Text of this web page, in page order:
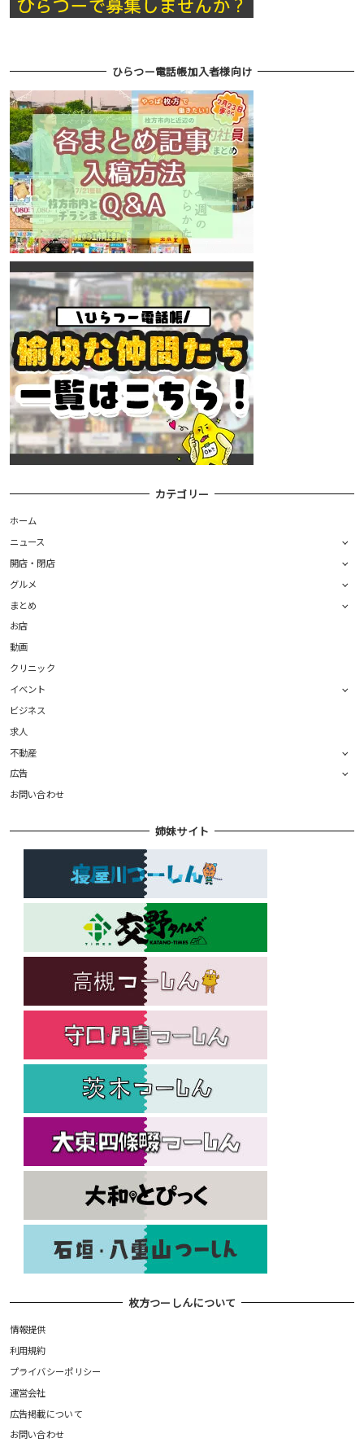
ひらつー電話帳加入者様向け
カテゴリー
ホーム
ニュース
開店・閉店
グルメ
まとめ
お店
動画
クリニック
イベント
ビジネス
求人
不動産
広告
お問い合わせ
姉妹サイト
枚方つーしんについて
情報提供
利用規約
プライバシーポリシー
運営会社
広告掲載について
お問い合わせ